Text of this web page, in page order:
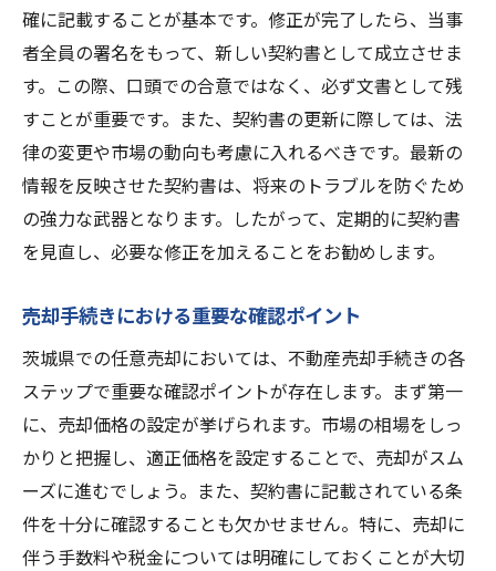
確に記載することが基本です。修正が完了したら、当事
者全員の署名をもって、新しい契約書として成立させま
す。この際、口頭での合意ではなく、必ず文書として残
すことが重要です。また、契約書の更新に際しては、法
律の変更や市場の動向も考慮に入れるべきです。最新の
情報を反映させた契約書は、将来のトラブルを防ぐため
の強力な武器となります。したがって、定期的に契約書
を見直し、必要な修正を加えることをお勧めします。
売却手続きにおける重要な確認ポイント
茨城県での任意売却においては、不動産売却手続きの各
ステップで重要な確認ポイントが存在します。まず第一
に、売却価格の設定が挙げられます。市場の相場をしっ
かりと把握し、適正価格を設定することで、売却がスム
ーズに進むでしょう。また、契約書に記載されている条
件を十分に確認することも欠かせません。特に、売却に
伴う手数料や税金については明確にしておくことが大切